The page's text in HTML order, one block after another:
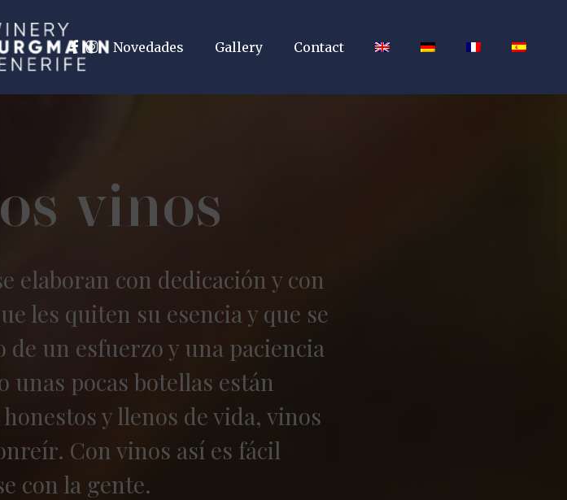
Novedades Gallery Contact
facebook
instagram
vinos
elaboran con dedicación y con
les quiten su esencia y que se
un esfuerzo y una paciencia
pocas botellas están
y llenos de vida, vinos
Con vinos así es fácil
con la gente.